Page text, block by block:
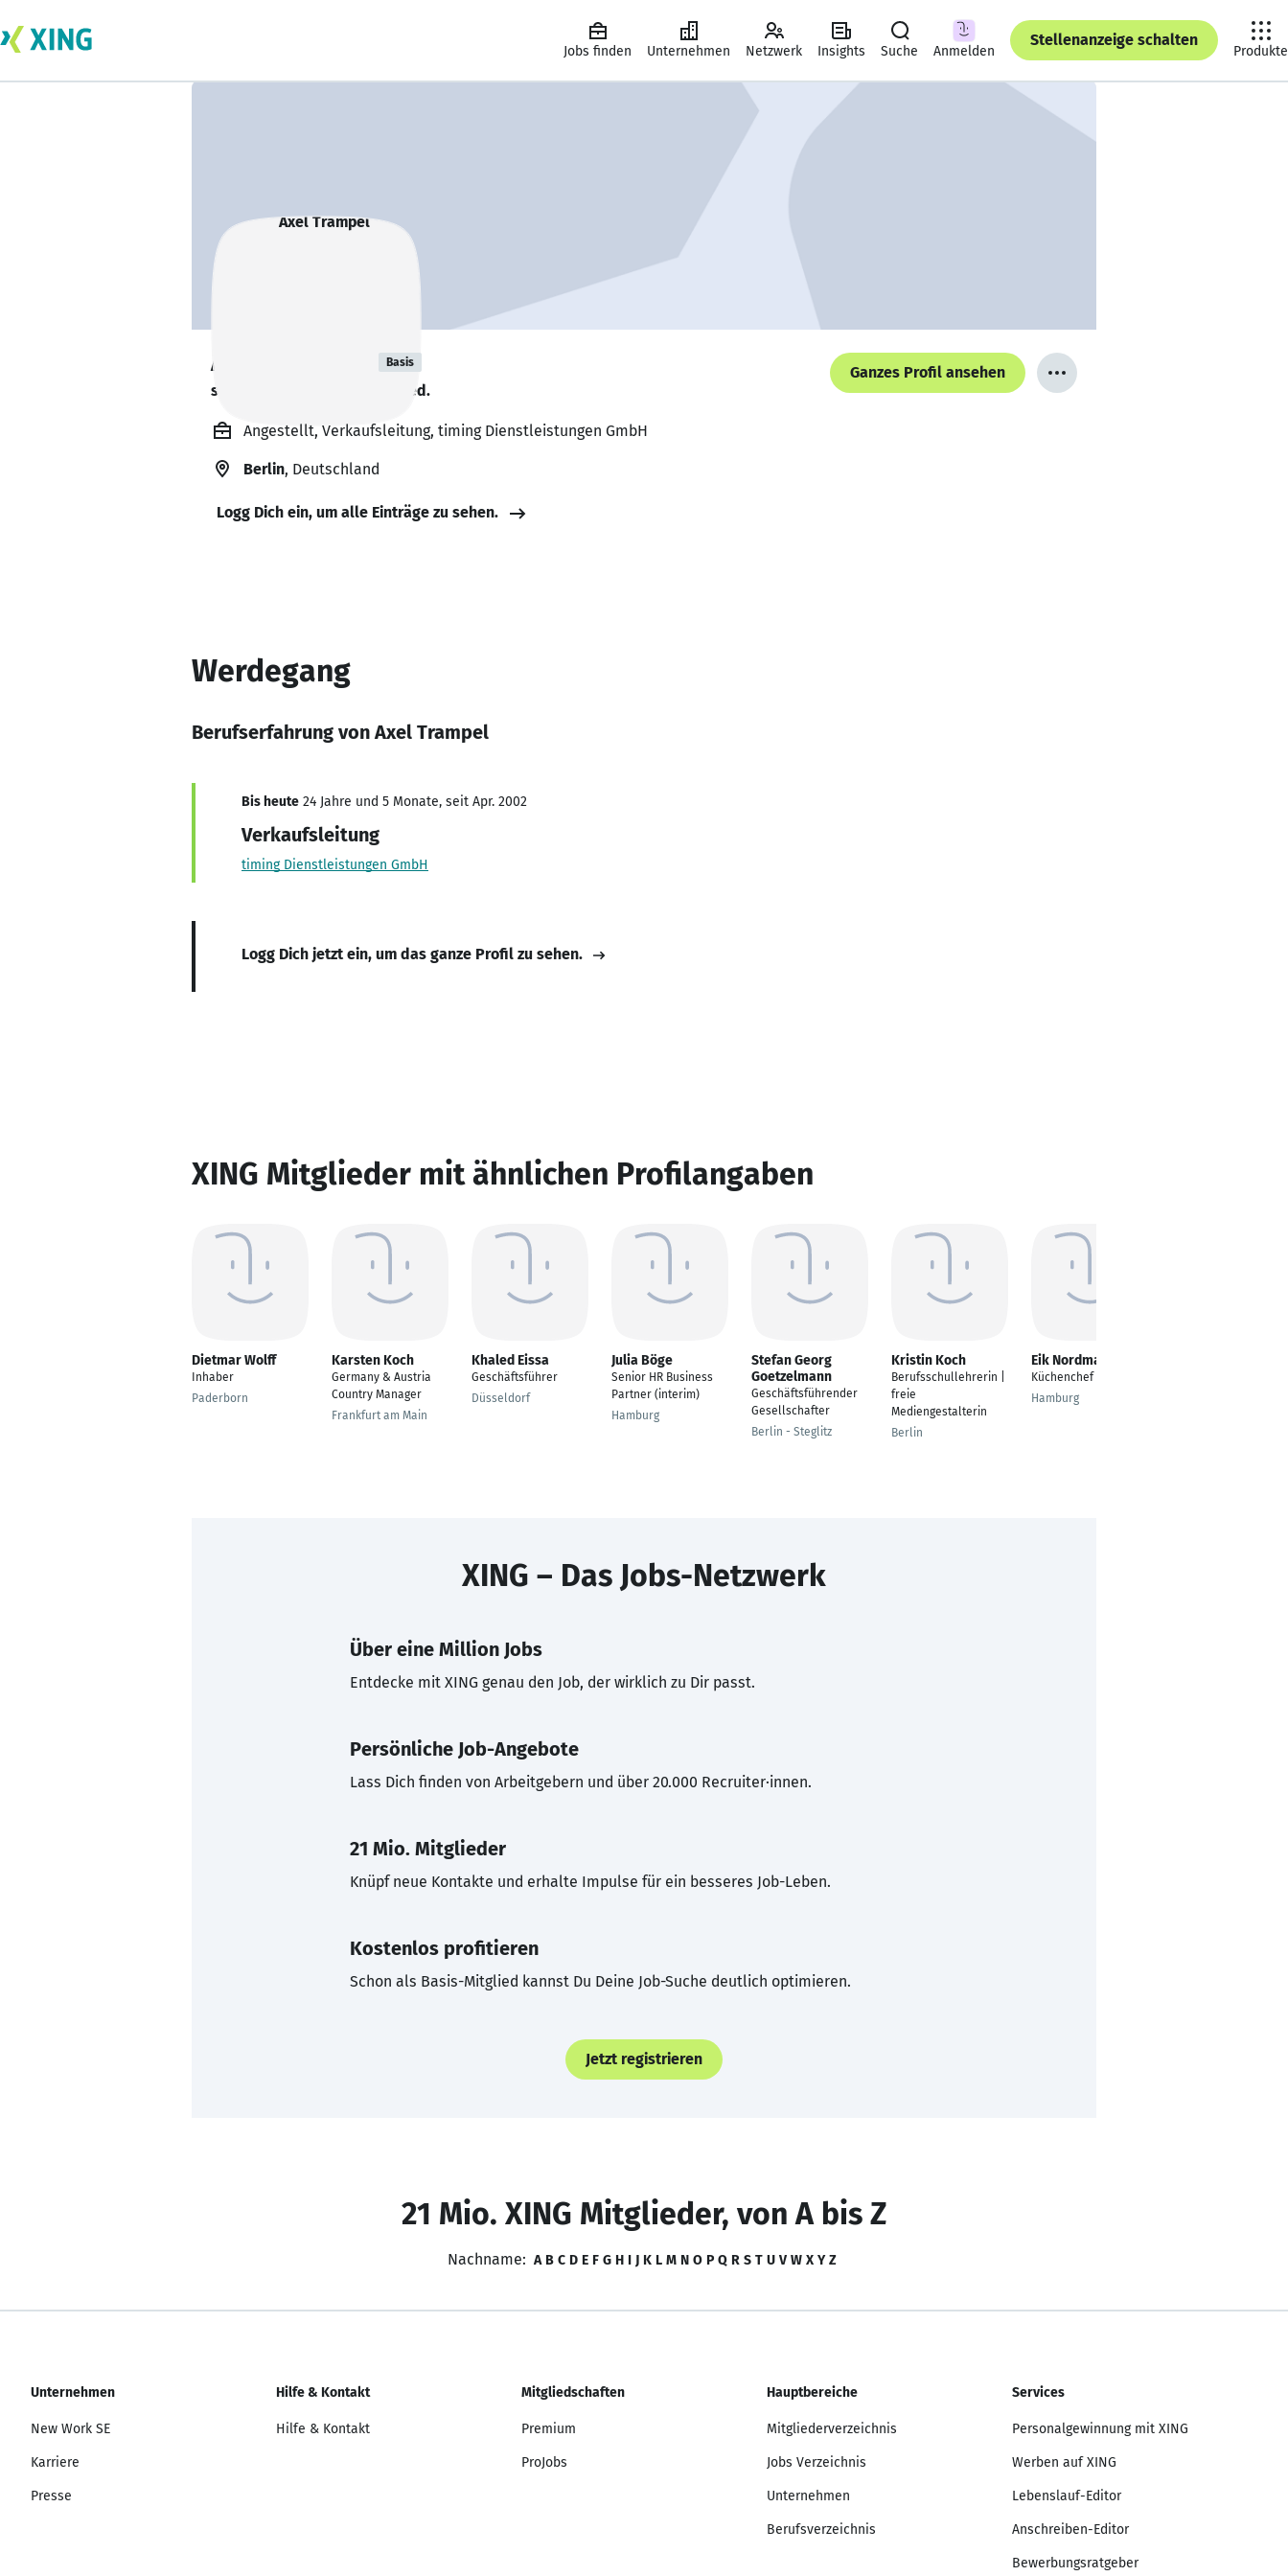
Jobs finden Unternehmen Netzwerk Insights Suche Anmelden
Stellenanzeige schalten
Produkte
Axel Trampel Basis
sucht ein neues Team-Mitglied.
Ganzes Profil ansehen
Angestellt, Verkaufsleitung, timing Dienstleistungen GmbH
Berlin, Deutschland
Logg Dich ein, um alle Einträge zu sehen.
Werdegang
Berufserfahrung von Axel Trampel
Bis heute 24 Jahre und 5 Monate, seit Apr. 2002
Verkaufsleitung
timing Dienstleistungen GmbH
Logg Dich jetzt ein, um das ganze Profil zu sehen.
XING Mitglieder mit ähnlichen Profilangaben
Dietmar Wolff
Inhaber
Paderborn
Karsten Koch
Germany & Austria
Country Manager
Frankfurt am Main
Khaled Eissa
Geschäftsführer
Düsseldorf
Julia Böge
Senior HR Business
Partner (interim)
Hamburg
Stefan Georg
Goetzelmann
Geschäftsführender
Gesellschafter
Berlin - Steglitz
Kristin Koch
Berufsschullehrerin |
freie
Mediengestalterin
Berlin
Eik Nordmann
Küchenchef
Hamburg
XING – Das Jobs-Netzwerk
Über eine Million Jobs
Entdecke mit XING genau den Job, der wirklich zu Dir passt.
Persönliche Job-Angebote
Lass Dich finden von Arbeitgebern und über 20.000 Recruiter·innen.
21 Mio. Mitglieder
Knüpf neue Kontakte und erhalte Impulse für ein besseres Job-Leben.
Kostenlos profitieren
Schon als Basis-Mitglied kannst Du Deine Job-Suche deutlich optimieren.
Jetzt registrieren
21 Mio. XING Mitglieder, von A bis Z
Nachname: A B C D E F G H I J K L M N O P Q R S T U V W X Y Z
Unternehmen
New Work SE
Karriere
Presse
Hilfe & Kontakt
Hilfe & Kontakt
Mitgliedschaften
Premium
ProJobs
Hauptbereiche
Mitgliederverzeichnis
Jobs Verzeichnis
Unternehmen
Berufsverzeichnis
Services
Personalgewinnung mit XING
Werben auf XING
Lebenslauf-Editor
Anschreiben-Editor
Bewerbungsratgeber